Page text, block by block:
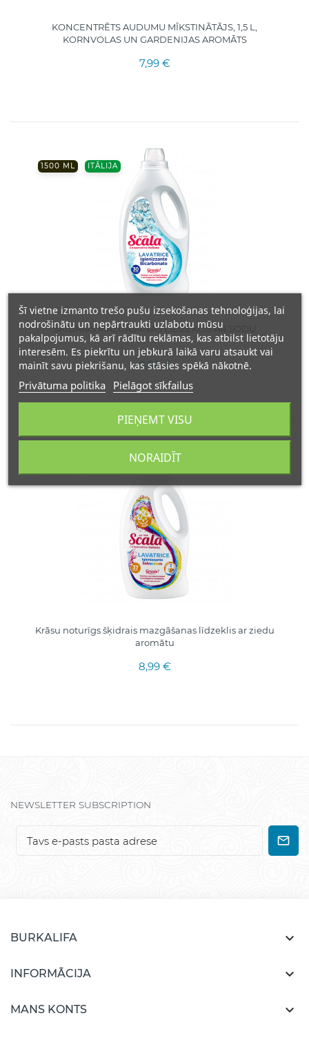
KONCENTRĒTS AUDUMU MĪKSTINĀTĀJS, 1,5 L,
KORNVOLAS UN GARDENIJAS AROMĀTS
7,99 €
1500 ML ITĀLIJA
ŠĶIDRAIS MAZGĀŠANAS LĪDZEKLIS AR SODU
8,99 €
Krāsu noturīgs šķidrais mazgāšanas līdzeklis ar ziedu
aromātu
8,99 €
NEWSLETTER SUBSCRIPTION
BURKALIFA 
INFORMĀCIJA 
MANS KONTS 
Šī vietne izmanto trešo pušu izsekošanas tehnoloģijas, lai
nodrošinātu un nepārtraukti uzlabotu mūsu
pakalpojumus, kā arī rādītu reklāmas, kas atbilst lietotāju
interesēm. Es piekrītu un jebkurā laikā varu atsaukt vai
mainīt savu piekrišanu, kas stāsies spēkā nākotnē.
Privātuma politika Pielāgot sīkfailus
NORAIDĪT
PIEŅEMT VISU